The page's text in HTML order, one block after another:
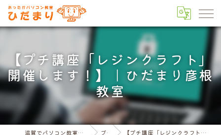
【プチ講座「レジンクラフト」
開催します！】｜ひだまり彦根
教室
滋賀でパソコン教室ならパソコン教室ひだまり ブログ 【プチ講座「レジンクラフト」開催します！】｜ひだまり彦根教室